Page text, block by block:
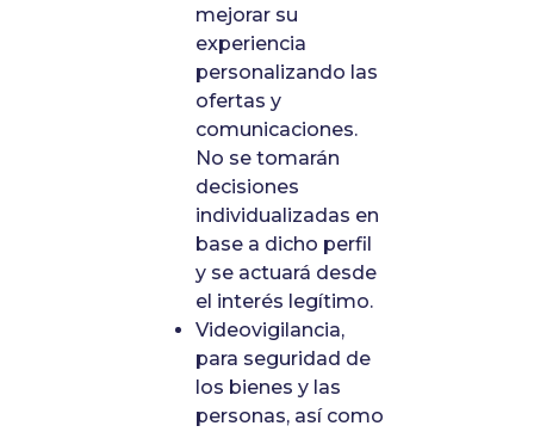
mejorar su
experiencia
personalizando las
ofertas y
comunicaciones.
No se tomarán
decisiones
individualizadas en
base a dicho perfil
y se actuará desde
el interés legítimo.
Videovigilancia,
para seguridad de
los bienes y las
personas, así como